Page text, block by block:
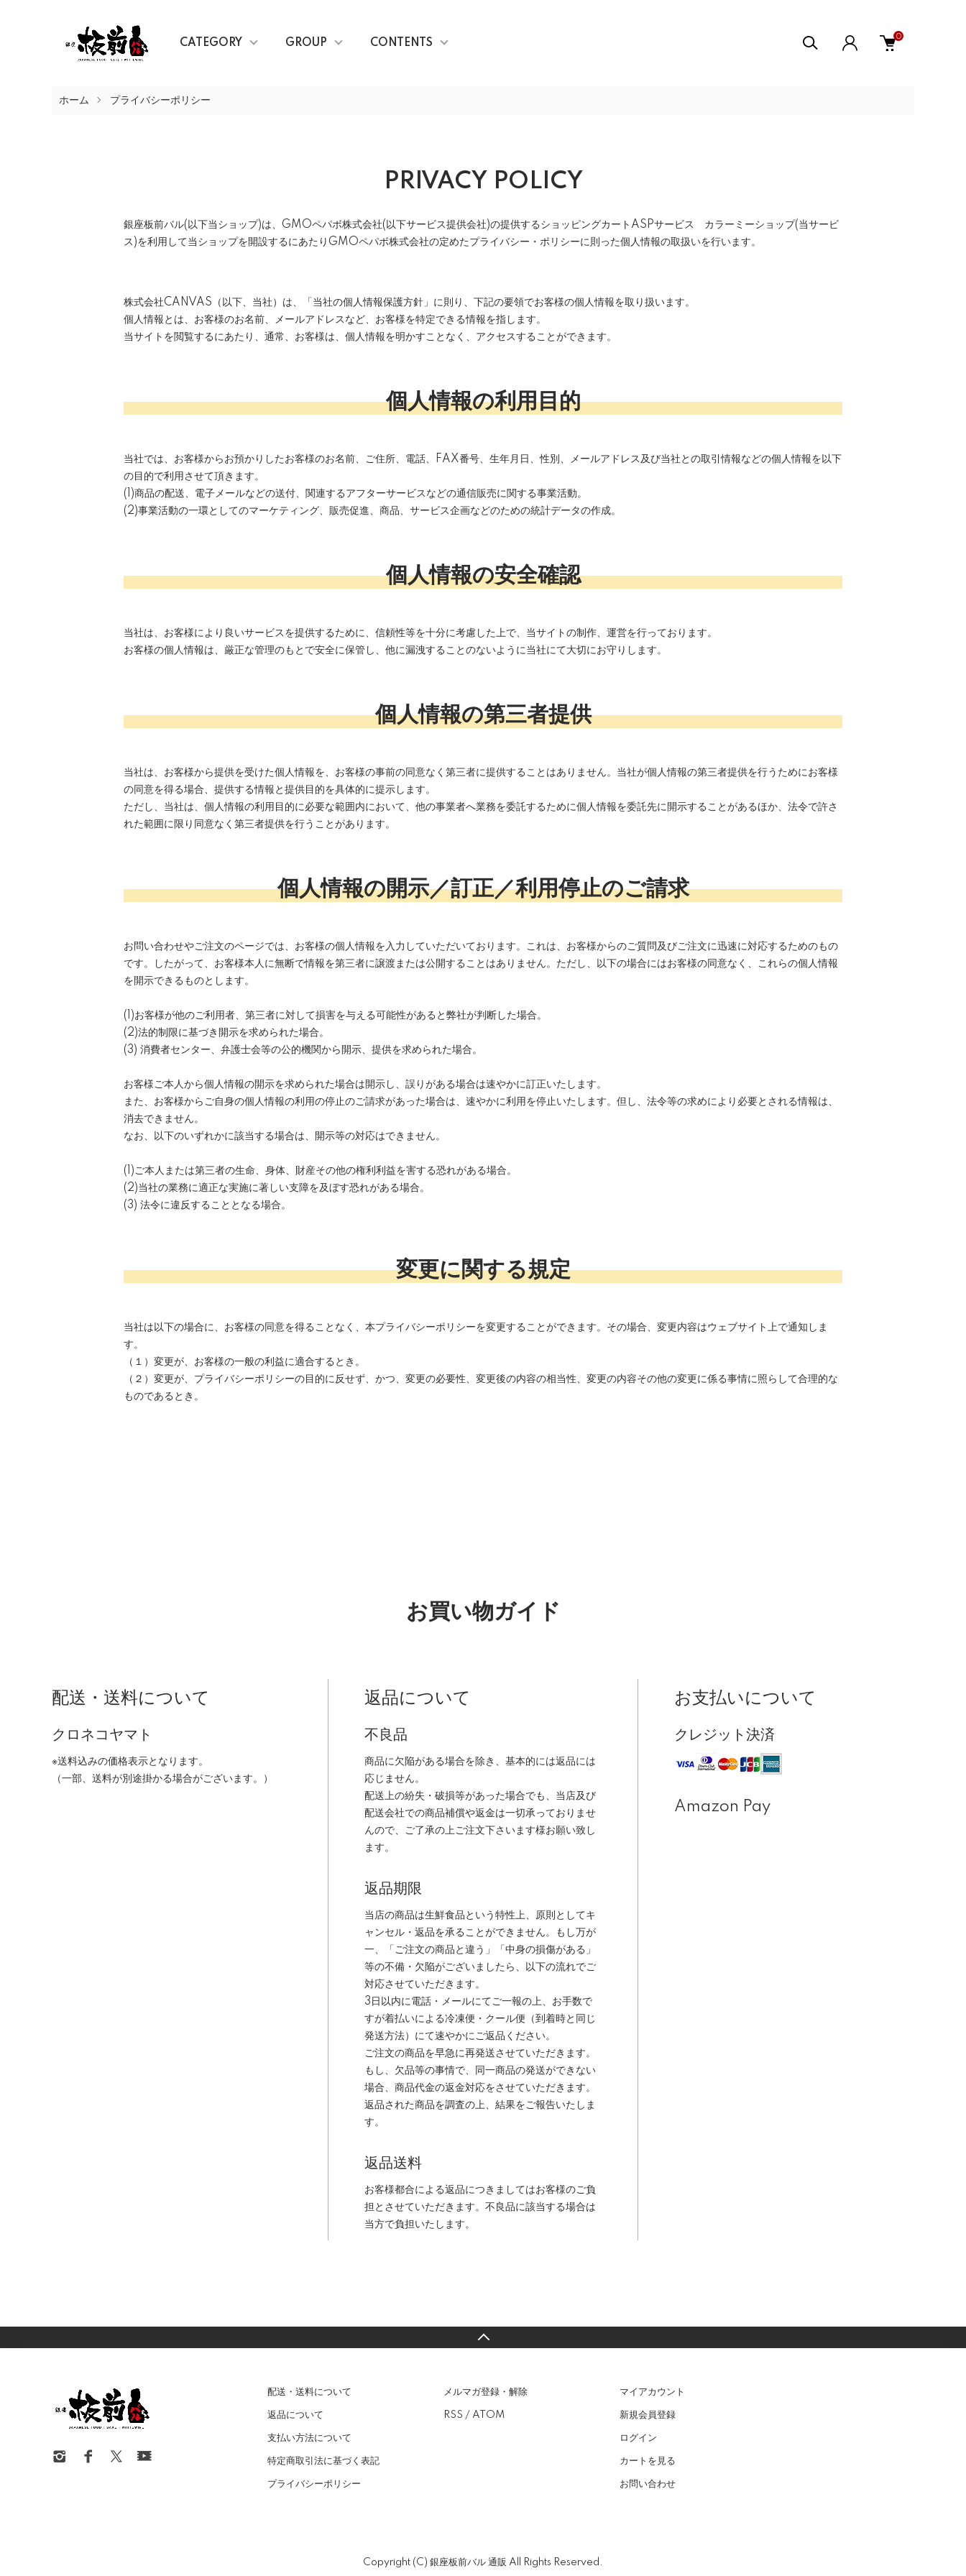
CATEGORY GROUP CONTENTS
0
ホーム プライバシーポリシー
PRIVACY POLICY
銀座板前バル(以下当ショップ)は、 GMOペパボ株式会社(以下サービス提供会社)の提供するショッピングカートASPサービス カラーミーショップ(当サービ
ス)を利用して当ショップを開設するにあたりGMOペパボ株式会社の定めたプライバシー・ポリシーに則った個人情報の取扱いを行います。
株式会社CANVAS（以下、当社）は、「当社の個人情報保護方針」に則り、下記の要領でお客様の個人情報を取り扱います。
個人情報とは、お客様のお名前、メールアドレスなど、お客様を特定できる情報を指します。
当サイトを閲覧するにあたり、通常、お客様は、個人情報を明かすことなく、アクセスすることができます。
個人情報の利用目的
当社では、お客様からお預かりしたお客様のお名前、ご住所、電話、FAX番号、生年月日、性別、メールアドレス及び当社との取引情報などの個人情報を以下
の目的で利用させて頂きます。
(1)商品の配送、電子メールなどの送付、関連するアフターサービスなどの通信販売に関する事業活動。
(2)事業活動の一環としてのマーケティング、販売促進、商品、サービス企画などのための統計データの作成。
個人情報の安全確認
当社は、お客様により良いサービスを提供するために、信頼性等を十分に考慮した上で、当サイトの制作、運営を行っております。
お客様の個人情報は、厳正な管理のもとで安全に保管し、他に漏洩することのないように当社にて大切にお守りします。
個人情報の第三者提供
当社は、お客様から提供を受けた個人情報を、お客様の事前の同意なく第三者に提供することはありません。当社が個人情報の第三者提供を行うためにお客様
の同意を得る場合、提供する情報と提供目的を具体的に提示します。
ただし、当社は、個人情報の利用目的に必要な範囲内において、他の事業者へ業務を委託するために個人情報を委託先に開示することがあるほか、法令で許さ
れた範囲に限り同意なく第三者提供を行うことがあります。
個人情報の開示／訂正／利用停止のご請求
お問い合わせやご注文のページでは、お客様の個人情報を入力していただいております。これは、お客様からのご質問及びご注文に迅速に対応するためのもの
です。したがって、お客様本人に無断で情報を第三者に譲渡または公開することはありません。ただし、以下の場合にはお客様の同意なく、これらの個人情報
を開示できるものとします。
(1)お客様が他のご利用者、第三者に対して損害を与える可能性があると弊社が判断した場合。
(2)法的制限に基づき開示を求められた場合。
(3) 消費者センター、弁護士会等の公的機関から開示、提供を求められた場合。
お客様ご本人から個人情報の開示を求められた場合は開示し、誤りがある場合は速やかに訂正いたします。
また、お客様からご自身の個人情報の利用の停止のご請求があった場合は、速やかに利用を停止いたします。但し、法令等の求めにより必要とされる情報は、
消去できません。
なお、以下のいずれかに該当する場合は、開示等の対応はできません。
(1)ご本人または第三者の生命、身体、財産その他の権利利益を害する恐れがある場合。
(2)当社の業務に適正な実施に著しい支障を及ぼす恐れがある場合。
(3) 法令に違反することとなる場合。
変更に関する規定
当社は以下の場合に、お客様の同意を得ることなく、本プライバシーポリシーを変更することができます。その場合、変更内容はウェブサイト上で通知しま
す。
（１）変更が、お客様の一般の利益に適合するとき。
（２）変更が、プライバシーポリシーの目的に反せず、かつ、変更の必要性、変更後の内容の相当性、変更の内容その他の変更に係る事情に照らして合理的な
ものであるとき。
お買い物ガイド
配送・送料について
クロネコヤマト
※送料込みの価格表示となります。
（一部、送料が別途掛かる場合がございます。）
返品について
不良品
商品に欠陥がある場合を除き、基本的には返品には
応じません。
配送上の紛失・破損等があった場合でも、当店及び
配送会社での商品補償や返金は一切承っておりませ
んので、ご了承の上ご注文下さいます様お願い致し
ます。
返品期限
当店の商品は生鮮食品という特性上、原則としてキ
ャンセル・返品を承ることができません。もし万が
一、「ご注文の商品と違う」「中身の損傷がある」
等の不備・欠陥がございましたら、以下の流れでご
対応させていただきます。
3日以内に電話・メールにてご一報の上、お手数で
すが着払いによる冷凍便・クール便（到着時と同じ
発送方法）にて速やかにご返品ください。
ご注文の商品を早急に再発送させていただきます。
もし、欠品等の事情で、同一商品の発送ができない
場合、商品代金の返金対応をさせていただきます。
返品された商品を調査の上、結果をご報告いたしま
す。
返品送料
お客様都合による返品につきましてはお客様のご負
担とさせていただきます。不良品に該当する場合は
当方で負担いたします。
お支払いについて
クレジット決済
Amazon Pay
配送・送料について
返品について
支払い方法について
特定商取引法に基づく表記
プライバシーポリシー
メルマガ登録・解除
RSS / ATOM
マイアカウント
新規会員登録
ログイン
カートを見る
お問い合わせ
Copyright (C) 銀座板前バル 通販 All Rights Reserved.